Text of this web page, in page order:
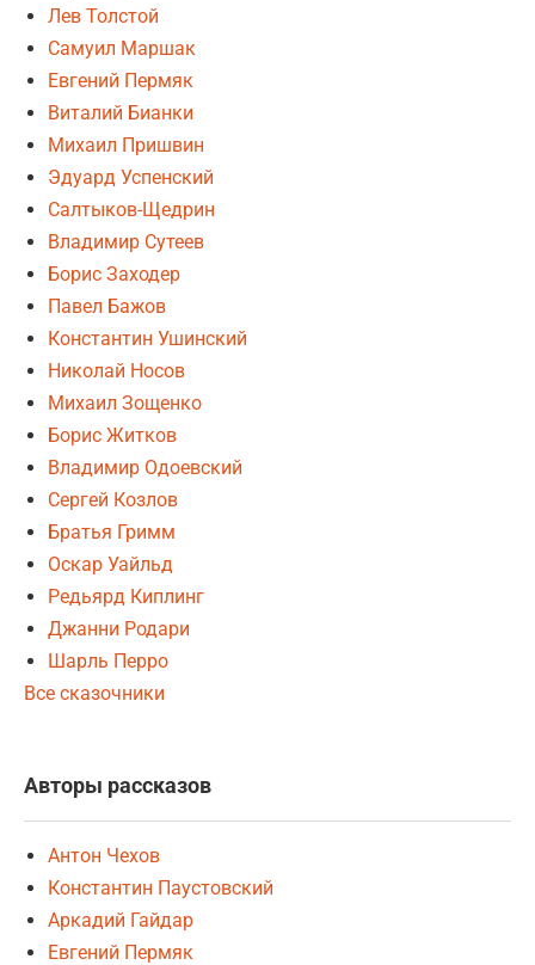
Лев Толстой
Самуил Маршак
Евгений Пермяк
Виталий Бианки
Михаил Пришвин
Эдуард Успенский
Салтыков-Щедрин
Владимир Сутеев
Борис Заходер
Павел Бажов
Константин Ушинский
Николай Носов
Михаил Зощенко
Борис Житков
Владимир Одоевский
Сергей Козлов
Братья Гримм
Оскар Уайльд
Редьярд Киплинг
Джанни Родари
Шарль Перро
Все сказочники
Авторы рассказов
Антон Чехов
Константин Паустовский
Аркадий Гайдар
Евгений Пермяк